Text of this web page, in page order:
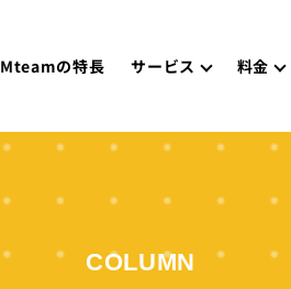
Mteamの特長 サービス 料金
COLUMN